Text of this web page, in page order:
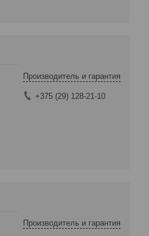
Производитель и гарантия
+375 (29) 128-21-10
Производитель и гарантия